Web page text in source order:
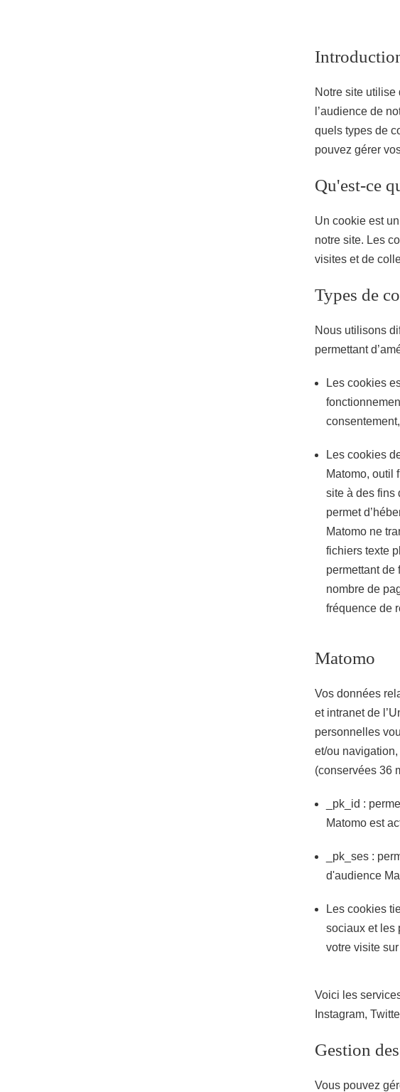
Notre site utilise
l’audience de
quels types de
pouvez gérer
Qu'est-ce
Un cookie est
notre site. Les
visites et de
Types de
Nous utilisons
permettant
Les cookies
Les cookies
Matomo, outil
site à des fins
permet
Matomo ne
fichiers texte
permettant de
nombre de
fréquence de
Matomo
Vos données
et intranet de
personnelles
et/ou
(conservées 36
_pk_id :
Matomo est
_pk_ses :
d'audience
Les cookies
sociaux et les
votre visite
Voici les
Instagram,
Gestion
Vous pouvez